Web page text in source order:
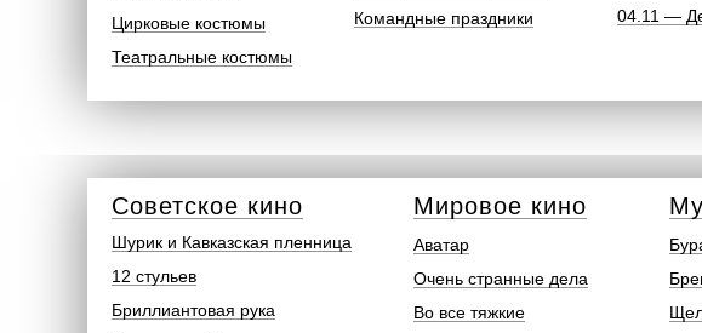
Цирковые костюмы
Театральные костюмы
Командные праздники
04.11 —
Советское кино
Шурик и Кавказская пленница
12 стульев
Бриллиантовая рука
Мировое кино
Аватар
Очень странные дела
Во все тяжкие